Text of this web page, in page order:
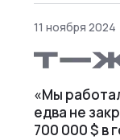
11 ноября 2024
«Мы
едва не
700 000 $ в